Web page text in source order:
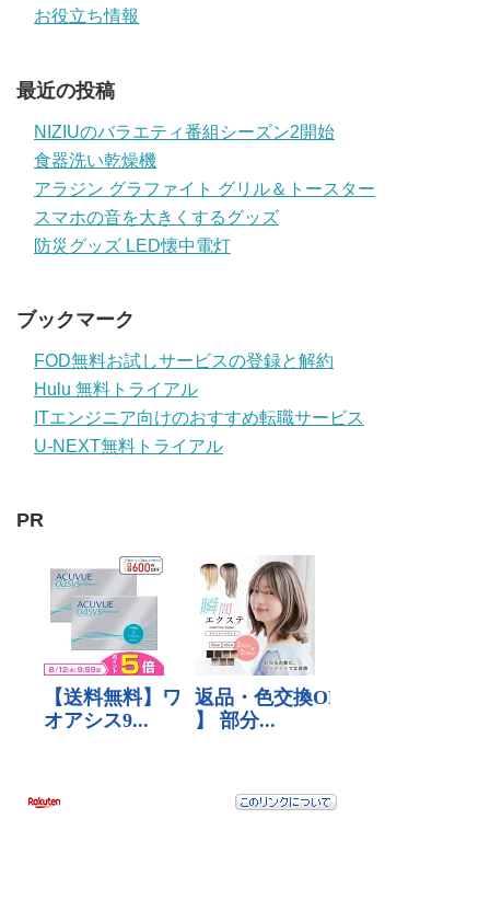
お役立ち情報
最近の投稿
NIZIUのバラエティ番組シーズン2開始
食器洗い乾燥機
アラジン グラファイト グリル＆トースター
スマホの音を大きくするグッズ
防災グッズ LED懐中電灯
ブックマーク
FOD無料お試しサービスの登録と解約
Hulu 無料トライアル
ITエンジニア向けのおすすめ転職サービス
U-NEXT無料トライアル
PR